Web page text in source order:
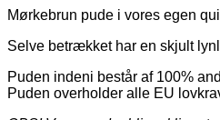
Mørkebrun pude i vores egen
Selve betrækket har en skjult
Puden indeni består af 100%
Puden overholder alle EU